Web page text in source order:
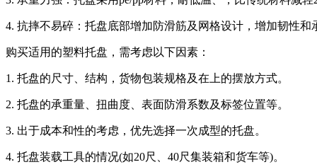
4. 抗摔不易碎：托盘底部增加防滑筋及网格设计，增加韧性
购买适用的塑料托盘，需考虑以下因素：
1. 托盘的尺寸、结构，货物包装规格及在上的摆放方式。
2. 托盘的承重量、扭曲度、表面防滑系数及标签位置等。
3. 出于成本和性的考虑，优先选择一次成型的托盘。
4. 托盘装载工具的情况(如20尺、40尺集装箱和货车等)。